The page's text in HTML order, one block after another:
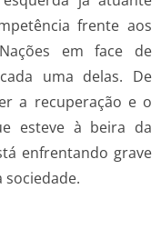
frente aos
em face de
uma delas. De
a recuperação e o
esteve à beira da
enfrentando grave
sociedade.